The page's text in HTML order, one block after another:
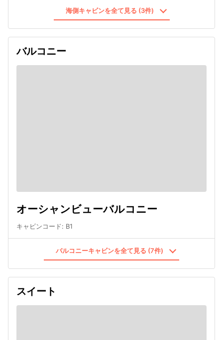
海側キャビンを全て見る (3件)
バルコニー
オーシャンビューバルコニー
キャビンコード: B1
バルコニーキャビンを全て見る (7件)
スイート